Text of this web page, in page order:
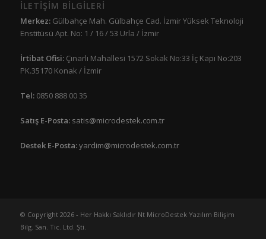
İLETİŞİM BİLGİLERİ
Merkez:Gülbahçe Mah. Gülbahçe Cad. İzmir Yüksek Teknoloji
Enstitüsü Apt. No: 1 / 16 / 53 Urla / İzmir
İrtibat Ofisi: Çınarlı Mahallesi 1572 Sokak No:33 İç Kapı No:203
PK.35170 Konak / İzmir
Tel:0850 888 00 35
Satış E-Posta: satis@microdestek.com.tr
Destek E-Posta:yardim@microdestek.com.tr
© Copyright 2026 - Her Hakkı Saklıdır Nt MicroDestek Yazılım Bilişim
Bilg. San. Tic. Ltd. Şti.